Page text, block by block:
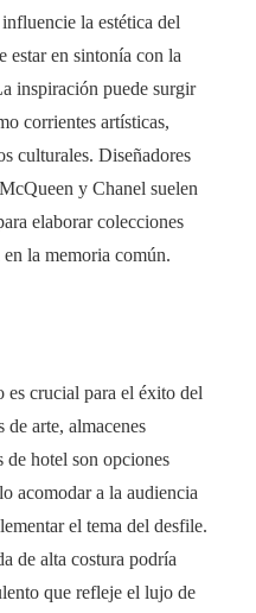
la estética del
estar en sintonía con la
inspiración puede surgir
corrientes artísticas,
culturales. Diseñadores
y Chanel suelen
elaborar colecciones
la memoria común.
es crucial para el éxito del
de arte, almacenes
de hotel son opciones
acomodar a la audiencia
el tema del desfile.
de alta costura podría
que refleje el lujo de